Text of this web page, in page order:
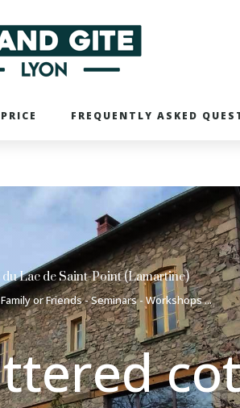
PRICE FREQUENTLY ASKED
Lac de Saint-Point (Lamartine)
or Friends - Seminars - Workshops ...